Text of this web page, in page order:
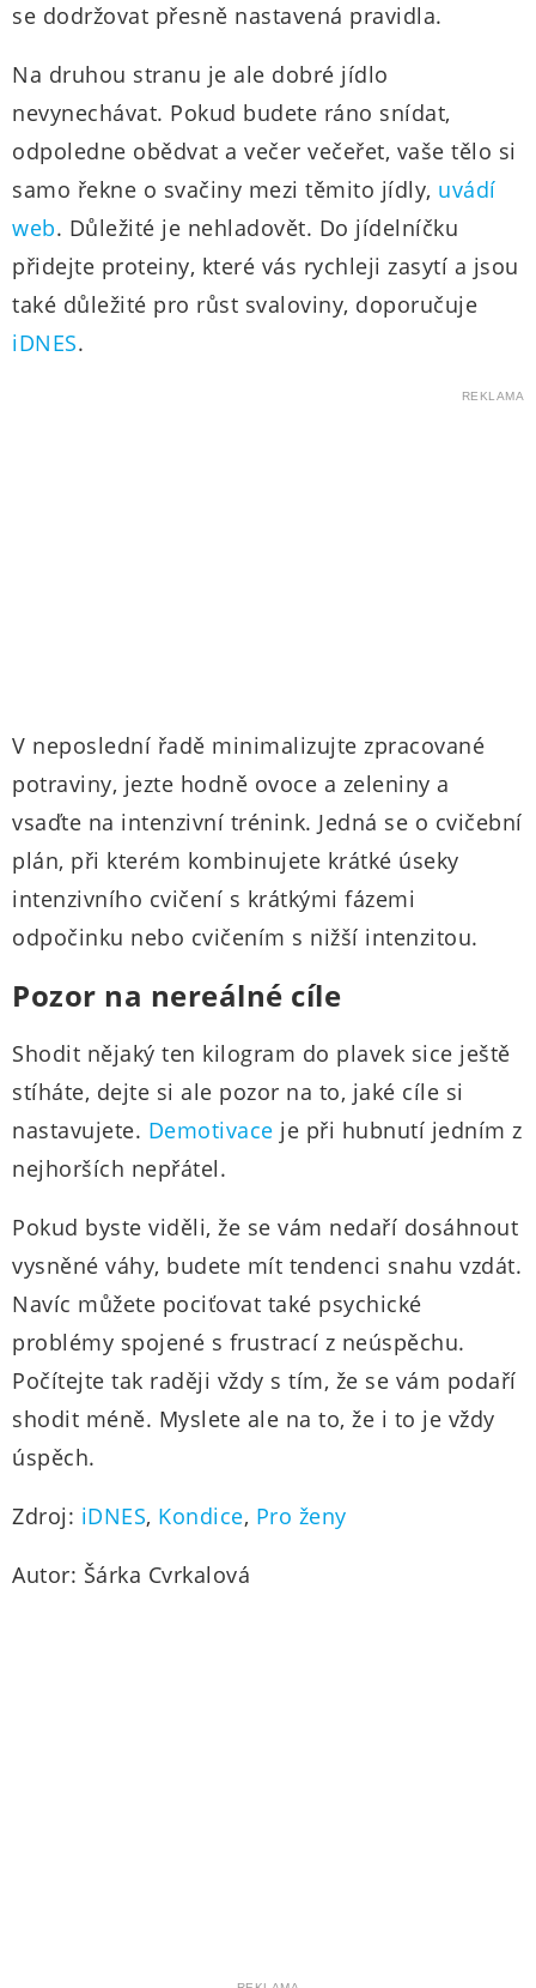
se dodržovat přesně nastavená pravidla.
Na druhou stranu je ale dobré jídlo
nevynechávat. Pokud budete ráno snídat,
odpoledne obědvat a večer večeřet, vaše tělo si
samo řekne o svačiny mezi těmito jídly, uvádí
web. Důležité je nehladovět. Do jídelníčku
přidejte proteiny, které vás rychleji zasytí a jsou
také důležité pro růst svaloviny, doporučuje
iDNES.
REKLAMA
V neposlední řadě minimalizujte zpracované
potraviny, jezte hodně ovoce a zeleniny a
vsaďte na intenzivní trénink. Jedná se o cvičební
plán, při kterém kombinujete krátké úseky
intenzivního cvičení s krátkými fázemi
odpočinku nebo cvičením s nižší intenzitou.
Pozor na nereálné cíle
Shodit nějaký ten kilogram do plavek sice ještě
stíháte, dejte si ale pozor na to, jaké cíle si
nastavujete. Demotivace je při hubnutí jedním z
nejhorších nepřátel.
Pokud byste viděli, že se vám nedaří dosáhnout
vysněné váhy, budete mít tendenci snahu vzdát.
Navíc můžete pociťovat také psychické
problémy spojené s frustrací z neúspěchu.
Počítejte tak raději vždy s tím, že se vám podaří
shodit méně. Myslete ale na to, že i to je vždy
úspěch.
Zdroj: iDNES, Kondice, Pro ženy
Autor: Šárka Cvrkalová